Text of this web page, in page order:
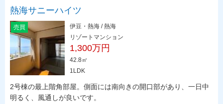
熱海サニーハイツ
売買
伊豆・熱海 / 熱海
リゾートマンション
1,300万円
42.8㎡
1LDK
2号棟の最上階角部屋。側面には南向きの開口部があり、一日中
明るく、風通しが良いです。